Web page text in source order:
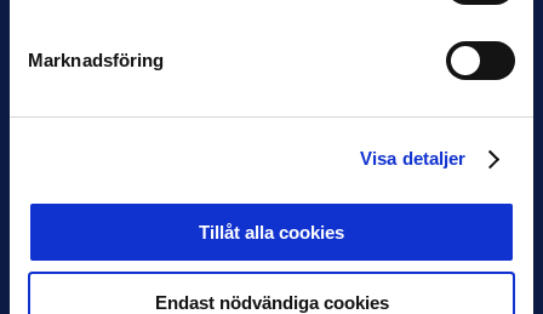
Marknadsföring
Visa detaljer
Tillåt alla cookies
Endast nödvändiga cookies